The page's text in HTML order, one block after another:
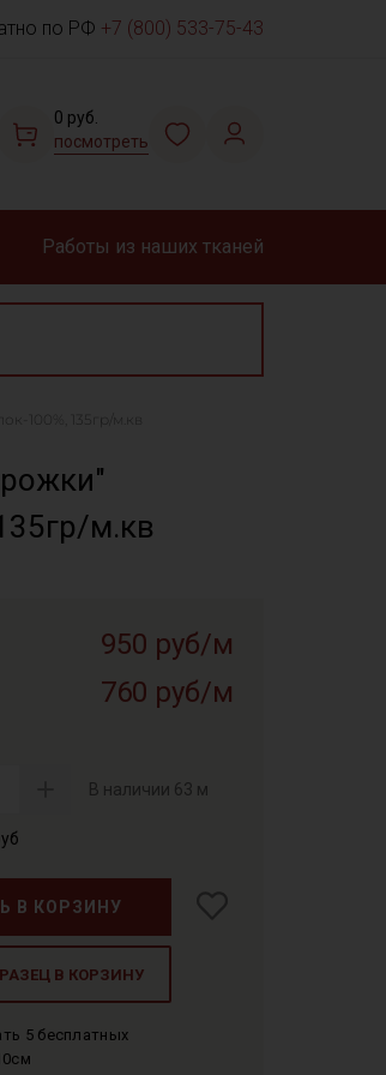
по РФ +7 (800) 533-75-43
0 руб.
посмотреть
Работы из наших тканей
100%, 135гр/м.кв
м.кв
950 руб/м
760 руб/м
В наличии 63 м
В КОРЗИНУ
В КОРЗИНУ
5 бесплатных